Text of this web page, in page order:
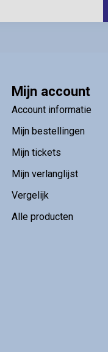
Mijn account
Account informatie
Mijn bestellingen
Mijn tickets
Mijn verlanglijst
Vergelijk
Alle producten